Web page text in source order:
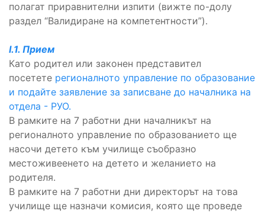
полагат приравнителни изпити (вижте по-долу
раздел “Валидиране на компетентности”).
I.1. Прием
Като родител или законен представител
посетете регионалното управление по образование
и подайте заявление за записване до началника на
отдела - РУО.
В рамките на 7 работни дни началникът на
регионалното управление по образованието ще
насочи детето към училище съобразно
местоживеенето на детето и желанието на
родителя.
В рамките на 7 работни дни директорът на това
училище ще назначи комисия, която ще проведе